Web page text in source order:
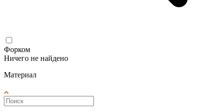
Форком
Ничего не найдено
Материал